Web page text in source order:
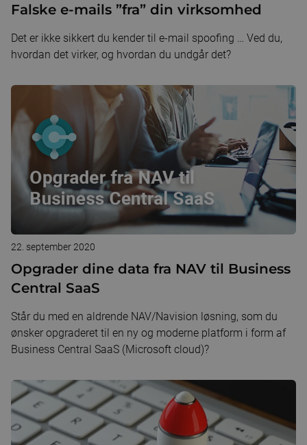
Falske e-mails ”fra” din virksomhed
Det er ikke sikkert du kender til e-mail spoofing … Ved du,
hvordan det virker, og hvordan du undgår det?
22. september 2020
Opgrader dine data fra NAV til Business
Central SaaS
Står du med en aldrende NAV/Navision løsning, som du
ønsker opgraderet til en ny og moderne platform i form af
Business Central SaaS (Microsoft cloud)?